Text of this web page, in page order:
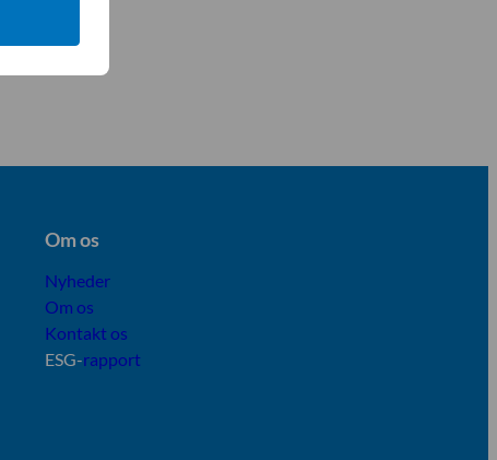
Om os
Nyheder
Om os
Kontakt os
ESG-rapport